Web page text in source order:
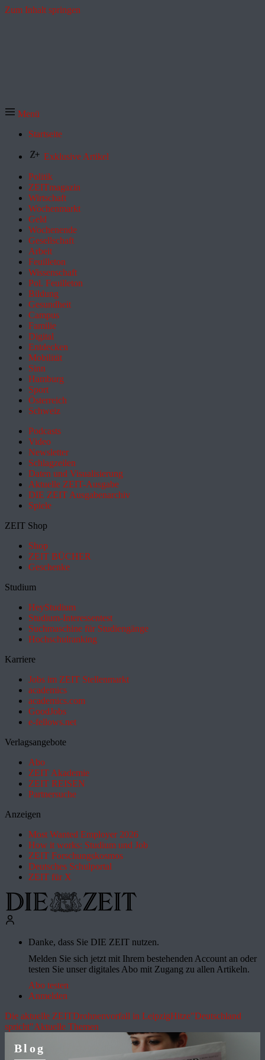
Zum Inhalt springen
Menü
Startseite
Exklusive Artikel
Politik
ZEITmagazin
Wirtschaft
Wochenmarkt
Geld
Wochenende
Gesellschaft
Arbeit
Feuilleton
Wissenschaft
Pol. Feuilleton
Bildung
Gesundheit
Campus
Familie
Digital
Entdecken
Mobilität
Sinn
Hamburg
Sport
Österreich
Schweiz
Podcasts
Video
Newsletter
Schlagzeilen
Daten und Visualisierung
Aktuelle ZEIT-Ausgabe
DIE ZEIT Ausgabenarchiv
Spiele
ZEIT Shop
Shop
ZEIT BÜCHER
Geschenke
Studium
HeyStudium
Studium-Interessentest
Suchmaschine für Studiengänge
Hochschulranking
Karriere
Jobs im ZEIT Stellenmarkt
academics
academics.com
GoodJobs
e-fellows.net
Verlagsangebote
Abo
ZEIT Akademie
ZEIT REISEN
Partnersuche
Anzeigen
Most Wanted Employer 2026
How it works: Studium und Job
ZEIT Forschungskosmos
Deutsches Schulportal
ZEIT für X
Danke, dass Sie DIE ZEIT nutzen.
Melden Sie sich jetzt mit Ihrem bestehenden Account an oder
testen Sie unser digitales Abo mit Zugang zu allen Artikeln.
Abo testen
Anmelden
Die aktuelle ZEITDrohnenvorfall in LeipzigHitze"Deutschland
spricht"Aktuelle Themen
Blog